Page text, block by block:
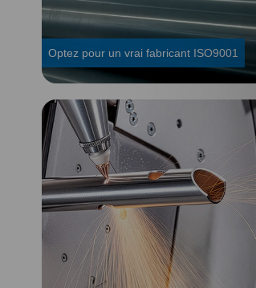
Optez pour un vrai fabricant ISO9001